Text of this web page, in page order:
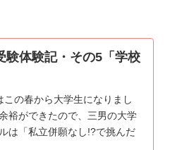
験体験記・その5「学校
の春から大学生になりまし
裕ができたので、三男の大学
は「私立併願なし!?で挑んだ